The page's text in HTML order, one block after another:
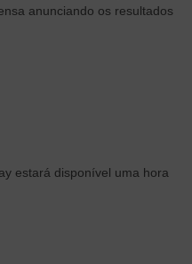
anunciando os resultados
estará disponível uma hora